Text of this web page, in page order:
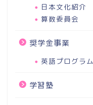
日本文化紹介
算数委員会
奨学金事業
英語プログラム
学習塾